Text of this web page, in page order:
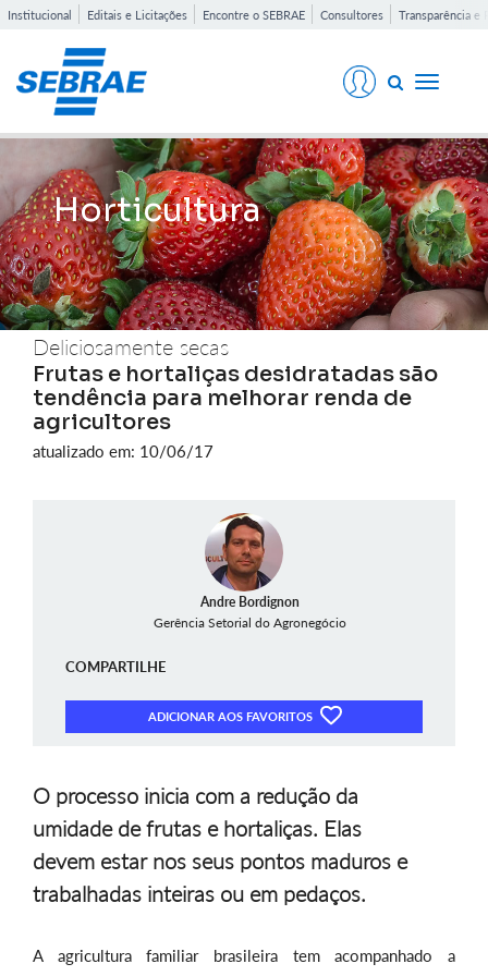
Institucional Editais e Licitações Encontre o SEBRAE Consultores Transparência e
Toggle
Horticultura
Deliciosamente secas
Frutas e hortaliças desidratadas são
tendência para melhorar renda de
agricultores
atualizado em: 10/06/17
Andre Bordignon
Gerência Setorial do Agronegócio
COMPARTILHE
ADICIONAR AOS FAVORITOS
O processo inicia com a redução da
umidade de frutas e hortaliças. Elas
devem estar nos seus pontos maduros e
trabalhadas inteiras ou em pedaços.
A agricultura familiar brasileira tem acompanhado a